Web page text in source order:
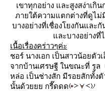
เขาทุกอย่าง และสูงสง่าเกิ
ภายใต้ความแตกต่างที่ดูไม่
บางอย่างที่เชื่องโยงกันและ
ละบางอย่างที่
เนื้อเรื่องคร่าวๆค่ะ
ชอร์ นางเอก เป็นสาวน้อยตั
จากบ้านเศรษฐี ในขณะที่ รู
หล่อ เป็นช่างสัก มีรอยสักทั้งตั
นั้นด้วยยย กรี๊ดดด